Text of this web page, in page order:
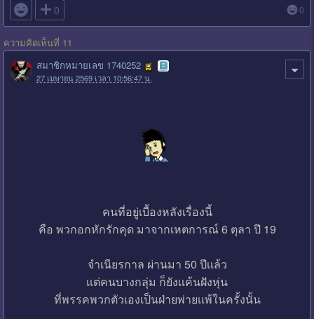
 0 0
ความคิดเห็นที่ 11
สมาชิกหมายเลข 1740252
27 เมษายน 2569 เวลา 10:56:47 น.
คนที่อยู่เบื้องหลังเรื่องนี้
คือ พวกอกหักรักคุด มาจากเหตการณ์ 6 ตุลา ปี 19
จำเนียรกาล ผ่านมา 50 ปีเเล้ว
เเต่คนบางกลุ่ม ก็ยังเเค้นฝังหุ่น
ที่พรรคพวกตัวเองเป็นฝ่ายพ่ายเเพ้ในครั้งนั้น